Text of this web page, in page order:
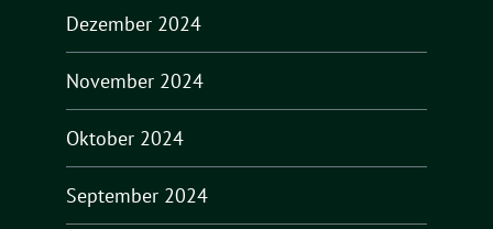
Dezember 2024
November 2024
Oktober 2024
September 2024